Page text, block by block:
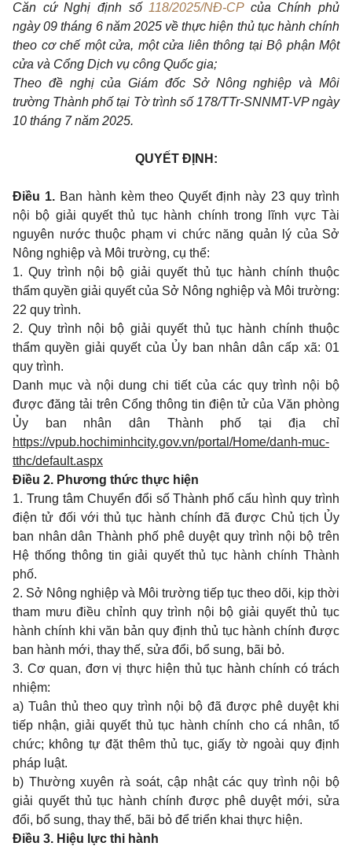
Căn cứ Nghị định số 118/2025/NĐ-CPcủa Chính phủ
ngày 09 tháng 6 năm 2025 về thực hiện thủ tục hành chính
theo cơ chế một cửa, một cửa liên thông tại Bộ phận Một
cửa và Cổng Dịch vụ công Quốc gia;
Theo đề nghị của Giám đốc Sở Nông nghiệp và Môi
trường Thành phố tại Tờ trình số 178/TTr-SNNMT-VP ngày
10 tháng 7 năm 2025.
QUYẾT ĐỊNH:
Điều 1. Ban hành kèm theo Quyết định này 23 quy trình
nội bộ giải quyết thủ tục hành chính trong lĩnh vực Tài
nguyên nước thuộc phạm vi chức năng quản lý của Sở
Nông nghiệp và Môi trường, cụ thể:
1. Quy trình nội bộ giải quyết thủ tục hành chính thuộc
thẩm quyền giải quyết của Sở Nông nghiệp và Môi trường:
22 quy trình.
2. Quy trình nội bộ giải quyết thủ tục hành chính thuộc
thẩm quyền giải quyết của Ủy ban nhân dân cấp xã: 01
quy trình.
Danh mục và nội dung chi tiết của các quy trình nội bộ
được đăng tải trên Cổng thông tin điện tử của Văn phòng
Ủy ban nhân dân Thành phố tại địa chỉ
https://vpub.hochiminhcity.gov.vn/portal/Home/danh-muc-
tthc/default.aspx
Điều 2. Phương thức thực hiện
1. Trung tâm Chuyển đổi số Thành phố cấu hình quy trình
điện tử đối với thủ tục hành chính đã được Chủ tịch Ủy
ban nhân dân Thành phố phê duyệt quy trình nội bộ trên
Hệ thống thông tin giải quyết thủ tục hành chính Thành
phố.
2. Sở Nông nghiệp và Môi trường tiếp tục theo dõi, kịp thời
tham mưu điều chỉnh quy trình nội bộ giải quyết thủ tục
hành chính khi văn bản quy định thủ tục hành chính được
ban hành mới, thay thế, sửa đổi, bổ sung, bãi bỏ.
3. Cơ quan, đơn vị thực hiện thủ tục hành chính có trách
nhiệm:
a) Tuân thủ theo quy trình nội bộ đã được phê duyệt khi
tiếp nhận, giải quyết thủ tục hành chính cho cá nhân, tổ
chức; không tự đặt thêm thủ tục, giấy tờ ngoài quy định
pháp luật.
b) Thường xuyên rà soát, cập nhật các quy trình nội bộ
giải quyết thủ tục hành chính được phê duyệt mới, sửa
đổi, bổ sung, thay thế, bãi bỏ để triển khai thực hiện.
Điều 3. Hiệu lực thi hành